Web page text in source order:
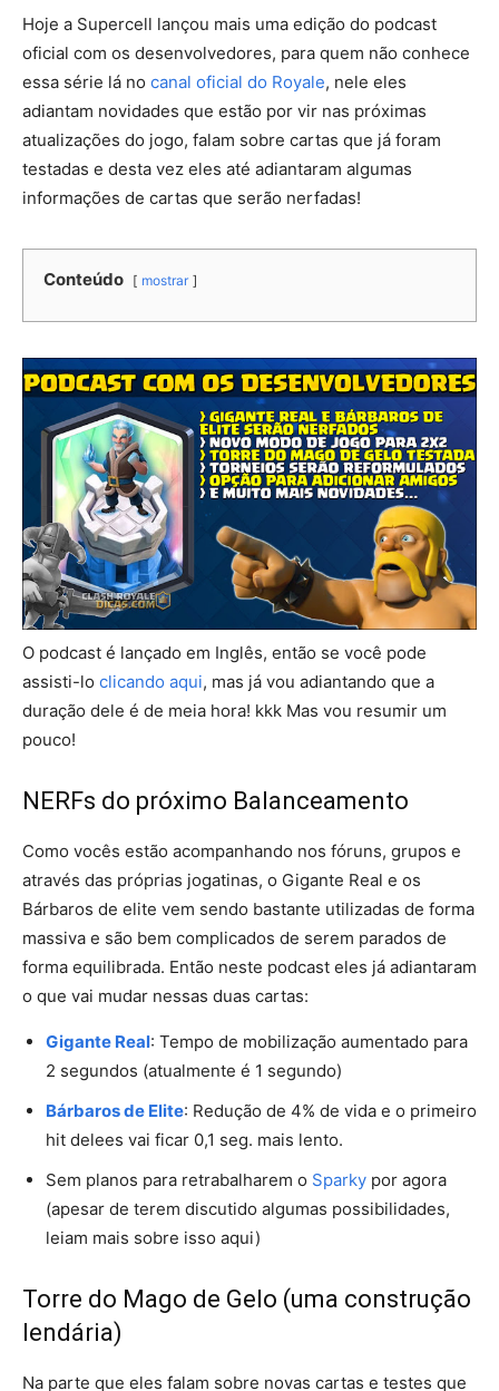
Hoje a Supercell lançou mais uma edição do podcast
oficial com os desenvolvedores, para quem não conhece
essa série lá no canal oficial do Royale, nele eles
adiantam novidades que estão por vir nas próximas
atualizações do jogo, falam sobre cartas que já foram
testadas e desta vez eles até adiantaram algumas
informações de cartas que serão nerfadas!
Conteúdo mostrar
O podcast é lançado em Inglês, então se você pode
assisti-lo clicando aqui, mas já vou adiantando que a
duração dele é de meia hora! kkk Mas vou resumir um
pouco!
NERFs do próximo Balanceamento
Como vocês estão acompanhando nos fóruns, grupos e
através das próprias jogatinas, o Gigante Real e os
Bárbaros de elite vem sendo bastante utilizadas de forma
massiva e são bem complicados de serem parados de
forma equilibrada. Então neste podcast eles já adiantaram
o que vai mudar nessas duas cartas:
Gigante Real: Tempo de mobilização aumentado para
2 segundos (atualmente é 1 segundo)
Bárbaros de Elite: Redução de 4% de vida e o primeiro
hit delees vai ficar 0,1 seg. mais lento.
Sem planos para retrabalharem o Sparky por agora
(apesar de terem discutido algumas possibilidades,
leiam mais sobre isso aqui)
Torre do Mago de Gelo (uma construção
lendária)
Na parte que eles falam sobre novas cartas e testes que